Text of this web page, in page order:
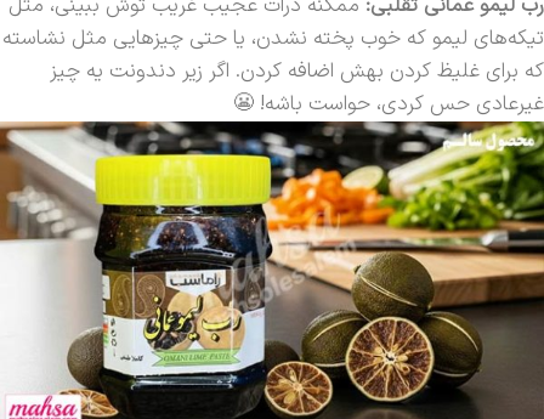
رب لیمو عمانی تقلبی: ممکنه ذرات عجیب غریب توش ببینی، مثل
تیکه‌های لیمو که خوب پخته نشدن، یا حتی چیزهایی مثل نشاسته
که برای غلیظ کردن بهش اضافه کردن. اگر زیر دندونت یه چیز
غیرعادی حس کردی، حواست باشه! 😬